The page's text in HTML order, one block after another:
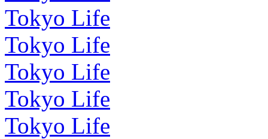
Tokyo Life
Tokyo Life
Tokyo Life
Tokyo Life
Tokyo Life